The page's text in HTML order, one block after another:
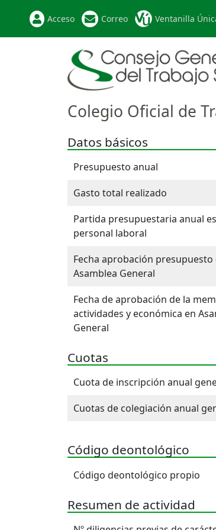
Acceso Correo Ventanilla
Colegio Oficial de
Datos básicos
Presupuesto anual
Gasto total realizado
Partida presupuestaria anual
personal laboral
Fecha aprobación presupuesto
Asamblea General
Fecha de aprobación de la
actividades y económica en
General
Cuotas
Cuota de inscripción anual
Cuotas de colegiación anual
Código deontológico
Código deontológico propio
Resumen de actividad